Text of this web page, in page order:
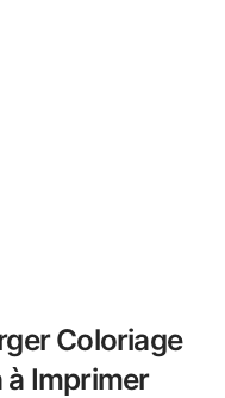
Coloriage
à Imprimer